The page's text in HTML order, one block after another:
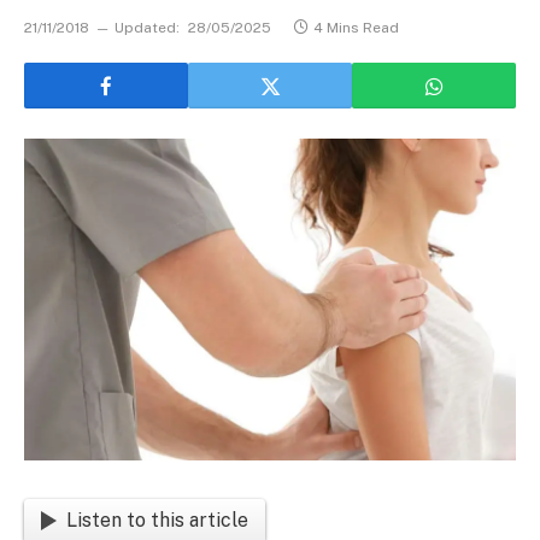
21/11/2018 Updated: 28/05/2025 4 Mins Read
Listen to this article